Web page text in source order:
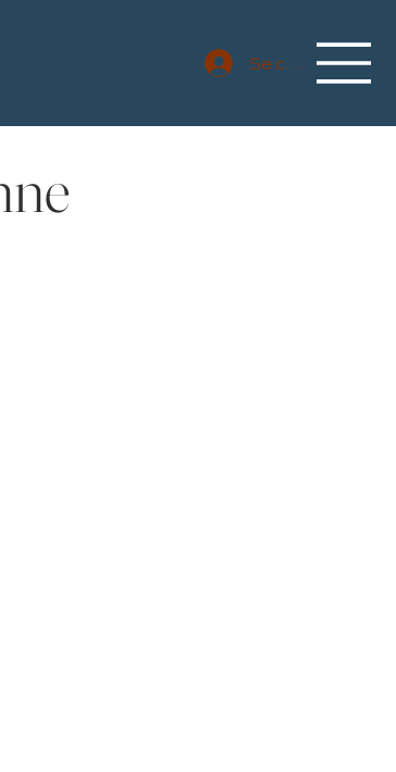
Se connecter